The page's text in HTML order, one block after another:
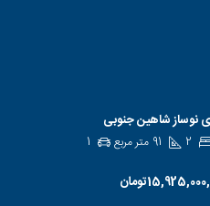
2
91 متر مربع
1